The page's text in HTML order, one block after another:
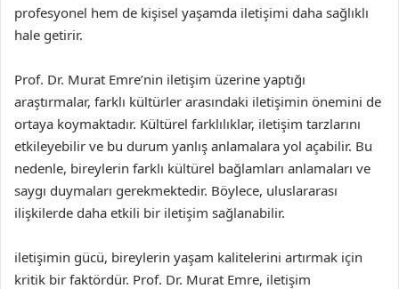
profesyonel hem de kişisel yaşamda iletişimi daha sağlıklı
hale getirir.
Prof. Dr. Murat Emre’nin iletişim üzerine yaptığı
araştırmalar, farklı kültürler arasındaki iletişimin önemini de
ortaya koymaktadır. Kültürel farklılıklar, iletişim tarzlarını
etkileyebilir ve bu durum yanlış anlamalara yol açabilir. Bu
nedenle, bireylerin farklı kültürel bağlamları anlamaları ve
saygı duymaları gerekmektedir. Böylece, uluslararası
ilişkilerde daha etkili bir iletişim sağlanabilir.
iletişimin gücü, bireylerin yaşam kalitelerini artırmak için
kritik bir faktördür. Prof. Dr. Murat Emre, iletişim